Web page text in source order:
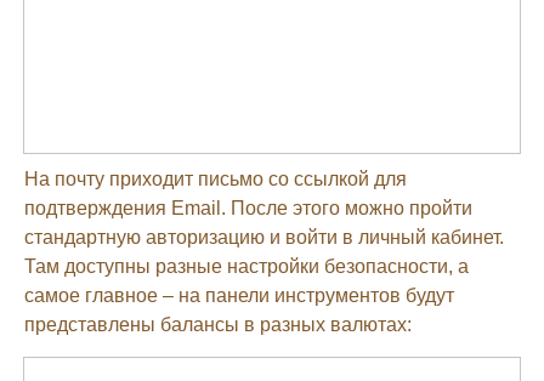
На почту приходит письмо со ссылкой для
подтверждения Email. После этого можно пройти
стандартную авторизацию и войти в личный кабинет.
Там доступны разные настройки безопасности, а
самое главное – на панели инструментов будут
представлены балансы в разных валютах: